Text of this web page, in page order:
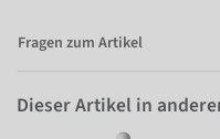
Fragen zum Artikel
Dieser Artikel in